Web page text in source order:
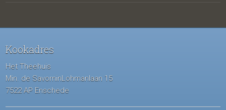
Kookadres
Het Theehuis
Min. de SavorninLohmanlaan 15
7522 AP Enschede